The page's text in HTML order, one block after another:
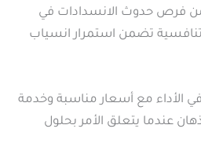
من فرص حدوث الانسدادات في
تضمن استمرار انسياب
الأداء مع أسعار مناسبة وخدمة
عندما يتعلق الأمر بحلول